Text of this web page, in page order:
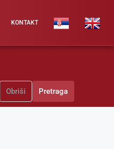
KONTAKT
Obriši Pretraga